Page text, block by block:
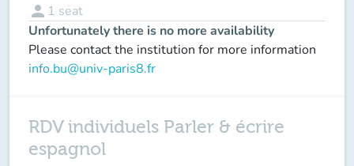
person 1 seat
Unfortunately there is no more availability
Please contact the institution for more information
info.bu@univ-paris8.fr
RDV individuels Parler & écrire
espagnol